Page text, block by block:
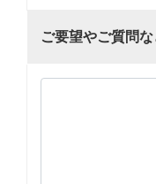
ご要望やご質問